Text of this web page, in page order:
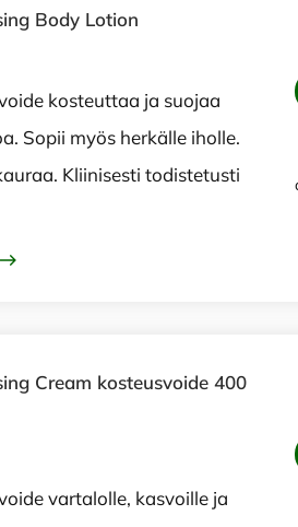
Body Lotion
kosteuttaa ja suojaa
Sopii myös herkälle iholle.
Kliinisesti todistetusti
Cream kosteusvoide 400
vartalolle, kasvoille ja